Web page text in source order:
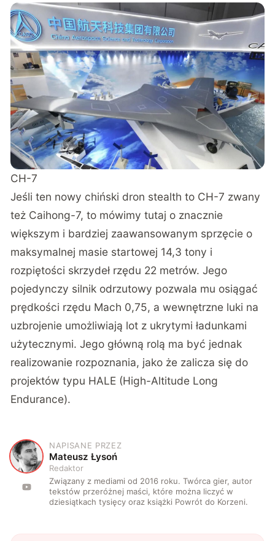
CH-7
Jeśli ten nowy chiński dron stealth to CH-7 zwany
też Caihong-7, to mówimy tutaj o znacznie
większym i bardziej zaawansowanym sprzęcie o
maksymalnej masie startowej 14,3 tony i
rozpiętości skrzydeł rzędu 22 metrów. Jego
pojedynczy silnik odrzutowy pozwala mu osiągać
prędkości rzędu Mach 0,75, a wewnętrzne luki na
uzbrojenie umożliwiają lot z ukrytymi ładunkami
użytecznymi. Jego główną rolą ma być jednak
realizowanie rozpoznania, jako że zalicza się do
projektów typu HALE (High-Altitude Long
Endurance).
M
NAPISANE PRZEZ
Mateusz Łysoń
Redaktor
Związany z mediami od 2016 roku. Twórca gier, autor
tekstów przeróżnej maści, które można liczyć w
dziesiątkach tysięcy oraz książki Powrót do Korzeni.